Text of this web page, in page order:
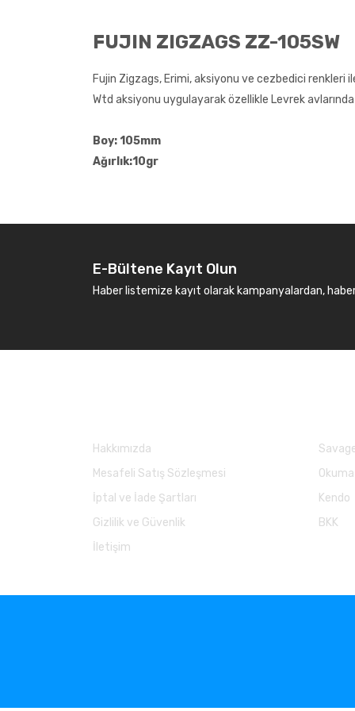
FUJIN ZIGZAGS ZZ-105SW
Fujin Zigzags, Erimi, aksiyonu ve cezbedici
Wtd aksiyonu uygulayarak özellikle Levrek
Boy: 105mm
Ağırlık:10gr
E-Bültene Kayıt Olun
Haber listemize kayıt olarak kampanyalardan,
Hakkımızda
Mesafeli Satış Sözleşmesi
İptal ve İade Şartları
Gizlilik ve Güvenlik
İletişim
Okuma
Kendo
BKK